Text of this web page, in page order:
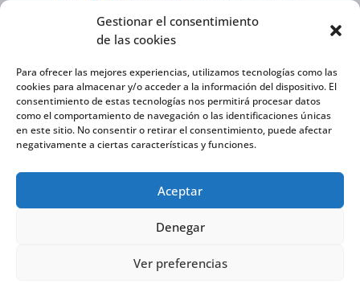
Gestionar el consentimiento
de las cookies
Para ofrecer las mejores experiencias, utilizamos tecnologías como las
cookies para almacenar y/o acceder a la información del dispositivo. El
consentimiento de estas tecnologías nos permitirá procesar datos
como el comportamiento de navegación o las identificaciones únicas
en este sitio. No consentir o retirar el consentimiento, puede afectar
negativamente a ciertas características y funciones.
Aceptar
Denegar
Ver preferencias
Instituto Español de Comercio Exterior y la cofinanciación del FEDER para
desarrollar su Plan de Expansión Internacional 2020-2025.